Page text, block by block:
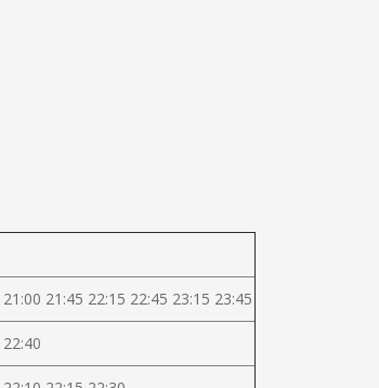
21:45 22:15 22:45 23:15 23:45